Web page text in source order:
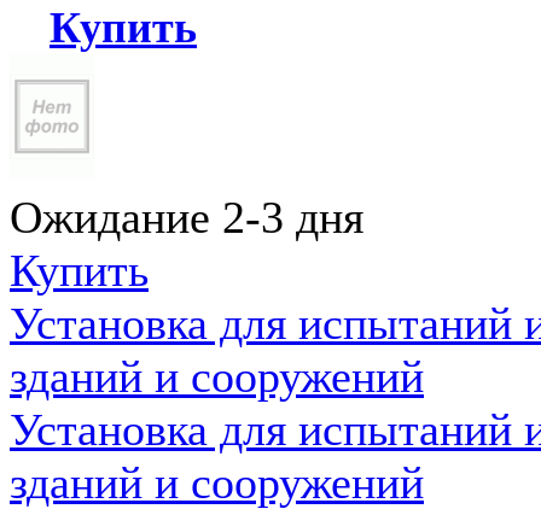
Купить
Ожидание 2-3 дня
Купить
Установка для испытаний
зданий и сооружений
Установка для испытаний
зданий и сооружений